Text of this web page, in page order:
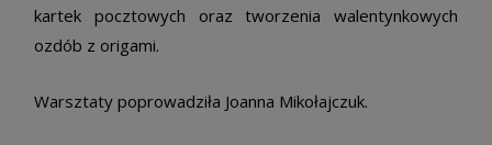
kartek pocztowych oraz tworzenia walentynkowych
ozdób z origami.
Warsztaty poprowadziła Joanna Mikołajczuk.